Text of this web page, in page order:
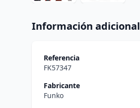
Información adicional
Referencia
FK57347
Fabricante
Funko